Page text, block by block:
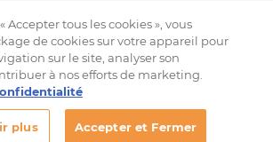
Accepter tous les cookies », vous
de cookies sur votre appareil pour
sur le site, analyser son
à nos efforts de marketing.
plus Accepter et Fermer